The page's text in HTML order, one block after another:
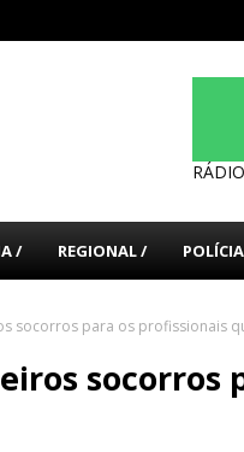
/ REGIONAL /
socorros para os profissionais
socorros